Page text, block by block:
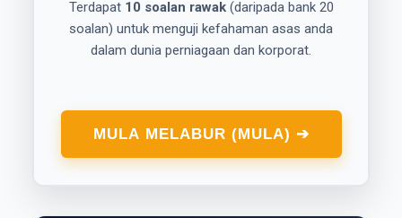
Terdapat 10 soalan rawak(daripada bank 20
soalan) untuk menguji kefahaman asas anda
dalam dunia perniagaan dan korporat.
MULA MELABUR (MULA) ➔